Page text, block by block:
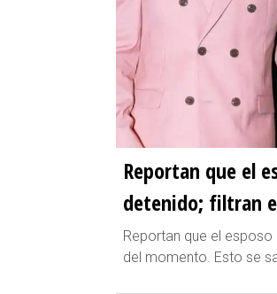
Reportan que el
detenido; filtran
Reportan que el
del momento. Esto se